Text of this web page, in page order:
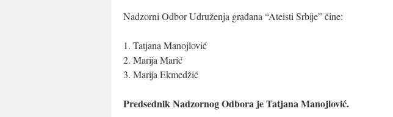
Nadzorni Odbor Udruženja građana “Ateisti Srbije” čine:
1. Tatjana Manojlović
2. Marija Marić
3. Marija Ekmedžić
Predsednik Nadzornog Odbora je Tatjana Manojlović.